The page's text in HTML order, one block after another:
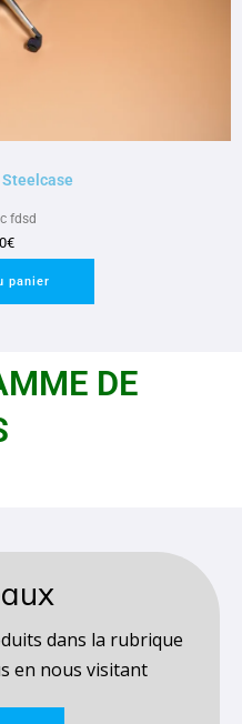
fdsd
€
panier
DE
dans la rubrique
en nous visitant